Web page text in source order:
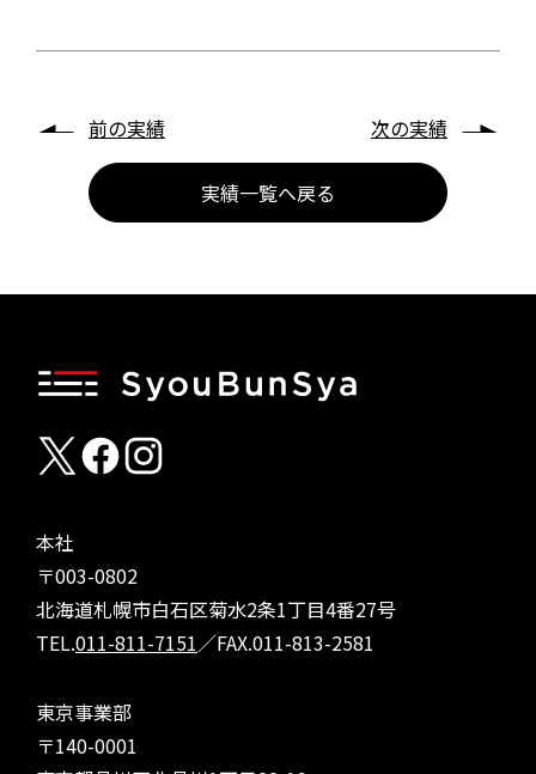
サイトマップ
メールマガジン
前の実績 次の実績
実績一覧へ戻る
本社
〒003-0802
北海道札幌市白石区菊水2条1丁目4番27号
TEL.011-811-7151／FAX.011-813-2581
東京事業部
〒140-0001